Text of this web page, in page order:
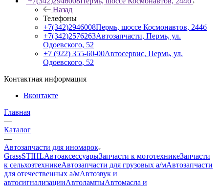
Назад
Телефоны
+7(342)2946008Пермь, шоссе Космонавтов, 244б
+7(342)2576263Автозапчасти, Пермь, ул.
Одоевского, 52
+7 (922) 355-60-00Автосервис, Пермь, ул.
Одоевского, 52
Контактная информация
Вконтакте
Главная
—
Каталог
—
Автозапчасти для иномарок
GrassSTIHLАвтоаксессуарыЗапчасти к мототехникеЗапчасти
к сельхозтехникеАвтозапчасти для грузовых а/мАвтозапчасти
для отечественных а/мАвтозвук и
автосигнализацииАвтолампыАвтомасла и